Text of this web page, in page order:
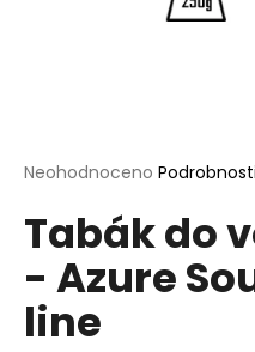
Průměrné
produktu
z
5
hvězdiček.
Neohodnoceno
Tabák do
- Azure
line